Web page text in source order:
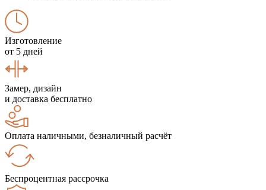
Изготовление
от 5 дней
Замер, дизайн
и доставка бесплатно
Оплата наличными, безналичный расчёт
Беспроцентная рассрочка